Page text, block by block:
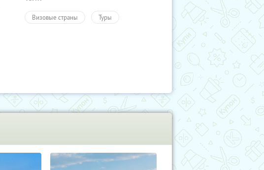
Визовые страны Туры